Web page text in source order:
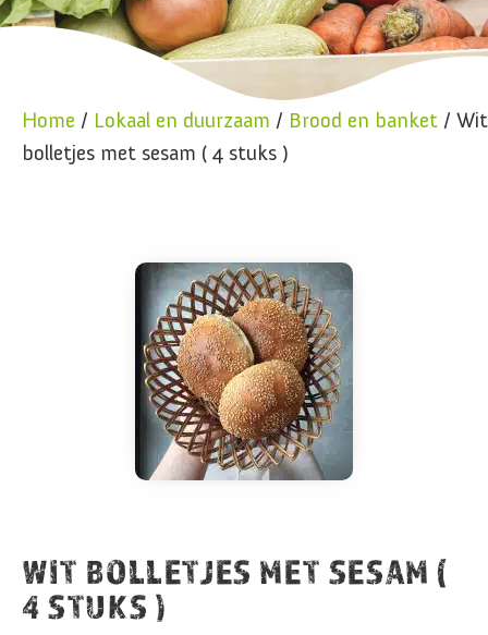
Home / Lokaal en duurzaam / Brood en banket / Wit
bolletjes met sesam ( 4 stuks )
WIT BOLLETJES MET SESAM (
4 STUKS )